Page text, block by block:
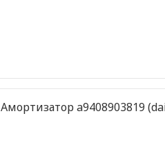
Амортизатор a9408903819